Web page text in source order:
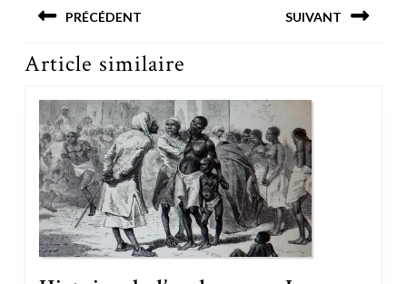
de
l’article
PRÉCÉDENT SUIVANT
Article similaire